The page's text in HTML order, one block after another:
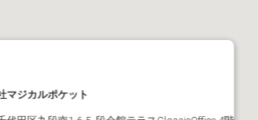
マジカルポケット